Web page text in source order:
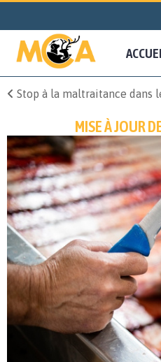
Stop à la maltraitance dans
MISE À JOUR